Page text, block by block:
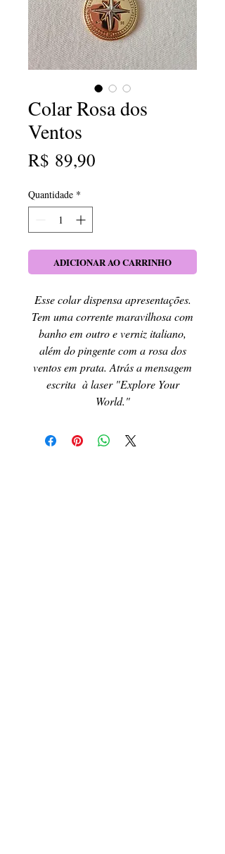
Colar Rosa dos
Ventos
R$ 89,90
Quantidade *
ADICIONAR AO CARRINHO
Esse colar dispensa apresentações.
Tem uma corrente maravilhosa com
banho em outro e verniz italiano,
além do pingente com a rosa dos
ventos em prata. Atrás a mensagem
escrita à laser "Explore Your
World."